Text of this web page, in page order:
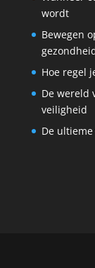
wordt
Bewegen
Hoe regel
De wereld
veiligheid
De